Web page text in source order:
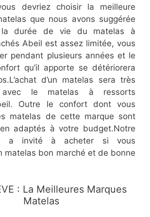
devriez choisir la meilleure
que nous avons suggérée
la durée de vie du matelas à
Abeil est assez limitée, vous
pendant plusieurs années et le
qu’il apporte se détériorera
d’un matelas sera très
avec le matelas à ressorts
Outre le confort dont vous
matelas de cette marque sont
adaptés à votre budget.Notre
a invité à acheter si vous
matelas bon marché et de bonne
: La Meilleures Marques
Matelas